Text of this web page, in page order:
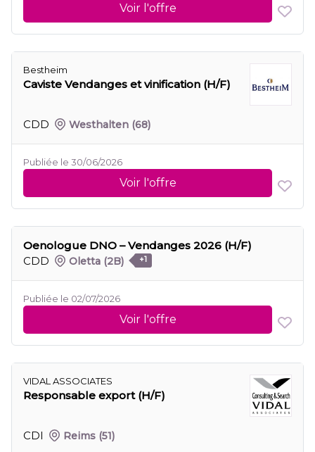
Voir l'offre
Bestheim
Caviste Vendanges et vinification (H/F)
CDD Westhalten (68)
Publiée le 30/06/2026
Voir l'offre
Oenologue DNO – Vendanges 2026 (H/F)
CDD
Oletta (2B) +1
Publiée le 02/07/2026
Voir l'offre
VIDAL ASSOCIATES
Responsable export (H/F)
CDI Reims (51)